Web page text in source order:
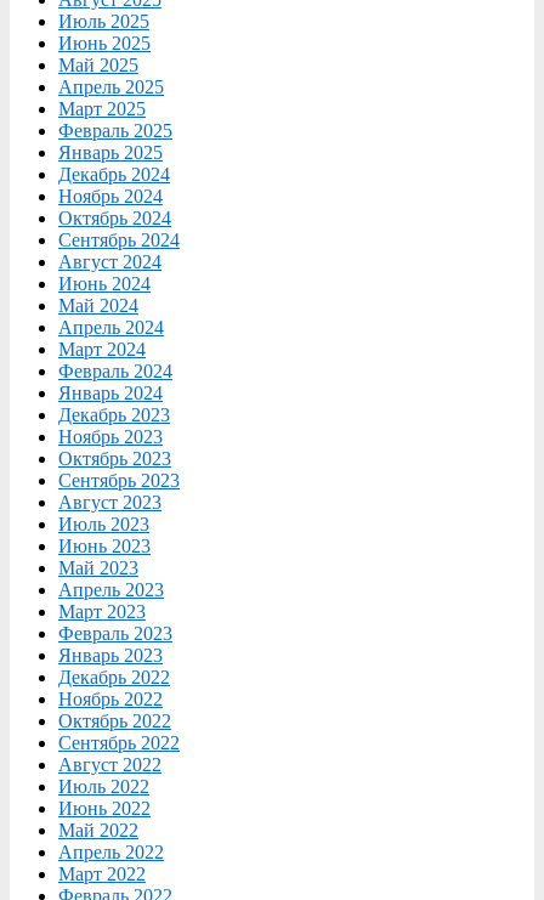
Июль 2025
Июнь 2025
Май 2025
Апрель 2025
Март 2025
Февраль 2025
Январь 2025
Декабрь 2024
Ноябрь 2024
Октябрь 2024
Сентябрь 2024
Август 2024
Июнь 2024
Май 2024
Апрель 2024
Март 2024
Февраль 2024
Январь 2024
Декабрь 2023
Ноябрь 2023
Октябрь 2023
Сентябрь 2023
Август 2023
Июль 2023
Июнь 2023
Май 2023
Апрель 2023
Март 2023
Февраль 2023
Январь 2023
Декабрь 2022
Ноябрь 2022
Октябрь 2022
Сентябрь 2022
Август 2022
Июль 2022
Июнь 2022
Май 2022
Апрель 2022
Март 2022
Февраль 2022